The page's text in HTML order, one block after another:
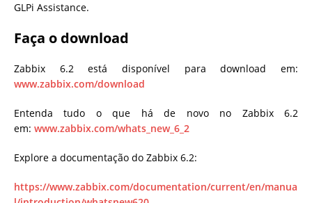
GLPi Assistance.
Faça o download
Zabbix 6.2 está disponível para download em:
www.zabbix.com/download
Entenda tudo o que há de novo no Zabbix 6.2
em: www.zabbix.com/whats_new_6_2
Explore a documentação do Zabbix 6.2:
https://www.zabbix.com/documentation/current/en/manua